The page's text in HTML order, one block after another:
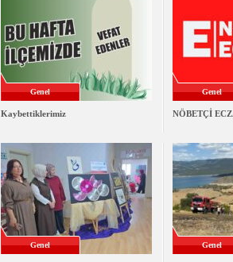
Genel
Kaybettiklerimiz
Genel
NÖBETÇİ
Genel Genel